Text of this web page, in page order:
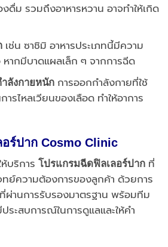
งดื่ม รวมถึงอาหารหวาน อาจทำให้เกิด
เช่น ซาชิมิ อาหารประเภทนี้มีความ
หากมีบาดแผลเล็ก ๆ จากการฉีด
ลังกายหนักการออกกำลังกายที่ใช้
ารไหลเวียนของเลือด ทำให้อาการ
ร์ปาก Cosmo Clinic
ห้บริการ โปรแกรมฉีดฟิลเลอร์ปาก ที่
ย์ความต้องการของลูกค้า ด้วยการ
ผ่านการรับรองมาตรฐาน พร้อมทีม
ะสบการณ์ในการดูแลและให้คำ